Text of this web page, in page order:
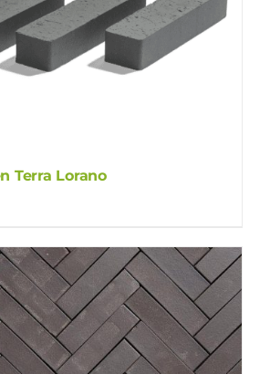
Terra Lorano